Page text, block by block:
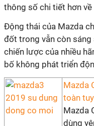
thông số chi tiết hơn
Động thái của Mazda
đốt trong vẫn còn sáng
chiến lược của nhiều
bố không phát triển
Mazda
toàn
Mazda
dùng